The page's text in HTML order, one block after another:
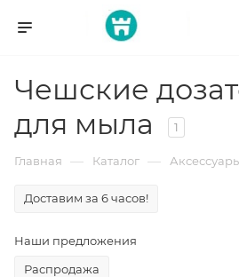
Чешские
для мыла
1
Главная — Каталог —
Доставим за 6 часов!
Наши предложения
Распродажа